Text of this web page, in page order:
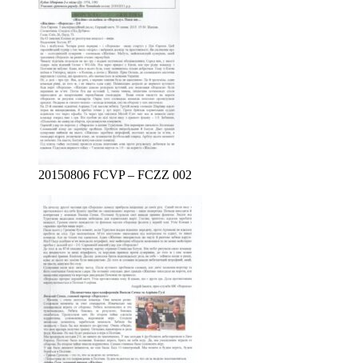
20150806 FCVP – FCZZ 002